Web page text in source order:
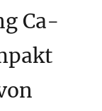
Ca-